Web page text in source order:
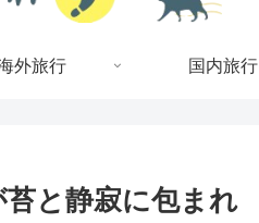
外旅行 国内旅行
苔と静寂に包まれ